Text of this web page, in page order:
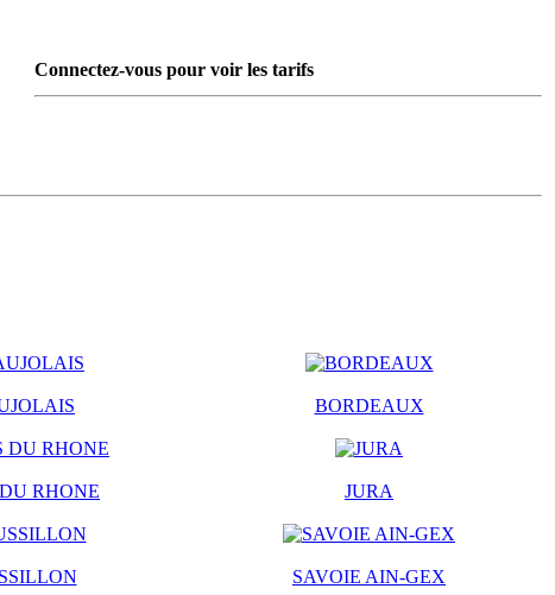
Connectez-vous pour voir les tarifs
BORDEAUX
RHONE JURA
SAVOIE AIN-GEX